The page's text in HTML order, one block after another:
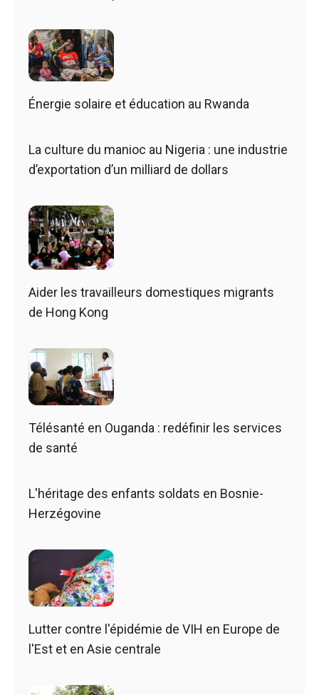
Énergie solaire et éducation au Rwanda
La culture du manioc au Nigeria : une industrie
d’exportation d’un milliard de dollars
Aider les travailleurs domestiques migrants
de Hong Kong
Télésanté en Ouganda : redéfinir les services
de santé
L'héritage des enfants soldats en Bosnie-
Herzégovine
Lutter contre l'épidémie de VIH en Europe de
l'Est et en Asie centrale